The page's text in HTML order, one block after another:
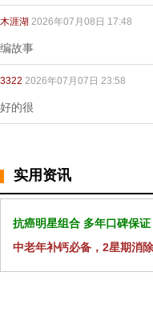
木涯湖 2026年07月08日 17:48
编故事
3322 2026年07月07日 23:58
好的很
实用资讯
抗癌明星组合 多年口碑保
中老年补钙必备，2星期消